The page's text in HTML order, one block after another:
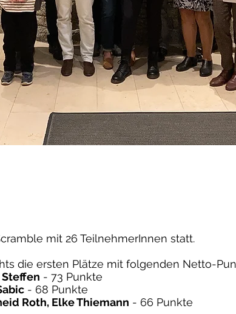
mit 26 TeilnehmerInnen statt.
die ersten Plätze mit folgenden Netto-
- 73 Punkte
- 68 Punkte
Roth, Elke Thiemann - 66 Punkte